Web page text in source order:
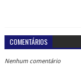
COMENTÁRIOS
Nenhum comentário